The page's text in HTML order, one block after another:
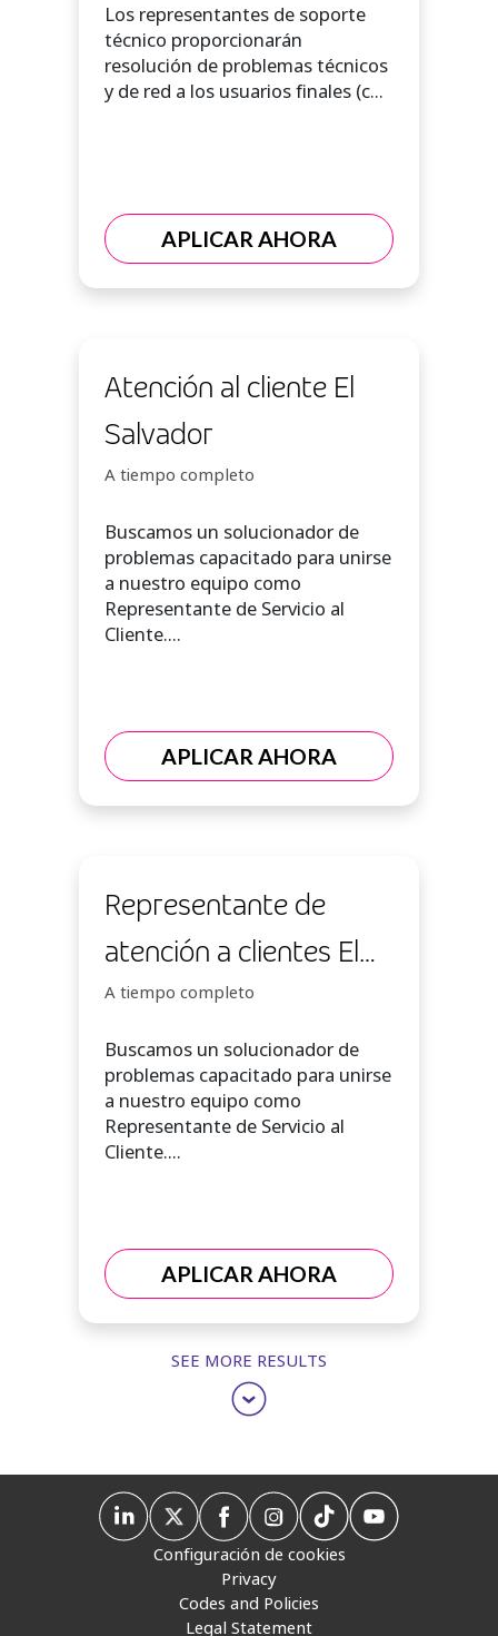
Los representantes de soporte
técnico proporcionarán
resolución de problemas técnicos
y de red a los usuarios finales (c...
APLICAR AHORA
Atención al cliente El
Salvador
A tiempo completo
Buscamos un solucionador de
problemas capacitado para unirse
a nuestro equipo como
Representante de Servicio al
Cliente....
APLICAR AHORA
Representante de
atención a clientes El
Salvador
A tiempo completo
Buscamos un solucionador de
problemas capacitado para unirse
a nuestro equipo como
Representante de Servicio al
Cliente....
APLICAR AHORA
SEE MORE RESULTS
Configuración de cookies
Privacy
Codes and Policies
Legal Statement